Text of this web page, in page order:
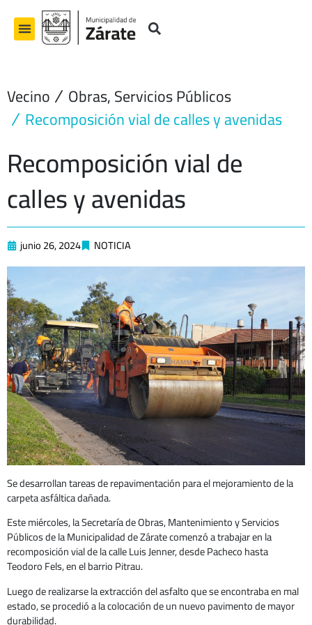
contenido
Vecino Obras,Servicios Públicos
Recomposición vial de calles y avenidas
Recomposición vial de
calles y avenidas
junio 26, 2024 NOTICIA
Se desarrollan tareas de repavimentación para el mejoramiento de la
carpeta asfáltica dañada.
Este miércoles, la Secretaría de Obras, Mantenimiento y Servicios
Públicos de la Municipalidad de Zárate comenzó a trabajar en la
recomposición vial de la calle Luis Jenner, desde Pacheco hasta
Teodoro Fels, en el barrio Pitrau.
Luego de realizarse la extracción del asfalto que se encontraba en mal
estado, se procedió a la colocación de un nuevo pavimento de mayor
durabilidad.